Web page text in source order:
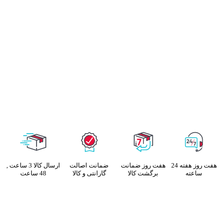
هفت روز هفته 24
ساعته
هفت روز ضمانت
برگشت کالا
ضمانت اصالت
گارانتی و کالا
ارسال کالا 3 ساعت ,
48 ساعت